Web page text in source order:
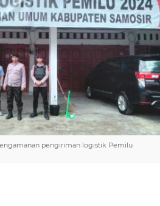
pengiriman logistik Pemilu